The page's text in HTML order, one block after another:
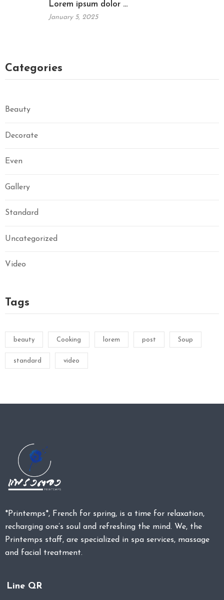
Lorem ipsum dolor …
January 5, 2025
Categories
Beauty
Decorate
Even
Gallery
Standard
Uncategorized
Video
Tags
beauty Cooking lorem post Soup
standard video
*Printemps*, French for spring, is a time for relaxation,
recharging one’s soul and refreshing the mind. We, the
Printemps staff, are specialized in spa services, massage
and facial treatment.
Line QR